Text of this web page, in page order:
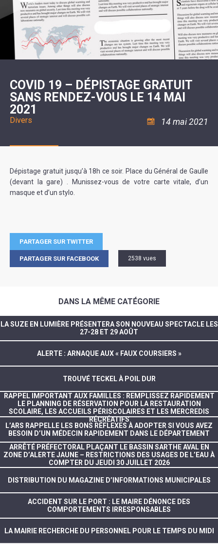
20ÈME
SIÈCLE
RÉUNIONS
DU
CONSEIL
MUNICIPAL
ARRÊTÉS
DÉCISIONS
MAIRE
DE
LA
MINORITÉ
LES
ÉCOLES
COLLÈGE
ESPACE
JEUNES
11
ANS
ASSOCIATION
LA
COULÉE
DOUCE
ENVIRONNEMENT
L'EAU
L'ASSAINISSEMENT
RÉSIDENCE
AUTONOMIE
LA
POLICE
MUNICIPALE
SÉCURITÉ
RISQUES
SANTÉ/COMMERCES/ARTISANS
MUSIQUE
L'ÉCOLE
COMMUNAUTAIRE
DANSE
PISCINE
VOIE
VERTE
VISITES
DÉCOUVERTES
LES
RANDONNÉES
LE
CAMPING-
CARS
TENTES
ET
CARAVANES
LA
HALTE
À
COVID 19 – DÉPISTAGE GRATUIT
SANS RENDEZ-VOUS LE 14 MAI
2021
Divers 14 mai 2021
Dépistage gratuit jusqu’à 18h ce soir. Place du Général de Gaulle
(devant la gare) . Munissez-vous de votre carte vitale, d’un
masque et d’un stylo.
PARTAGER SUR TWITTER
PARTAGER SUR FACEBOOK 2538 vues
DANS LA MÊME CATÉGORIE
LA SUZE EN LUMIÈRE PRÉSENTERA SON NOUVEAU SPECTACLE LES
27-28 ET 29 AOÛT
ALERTE : ARNAQUE AUX « FAUX COURSIERS »
TROUVÉ TECKEL À POIL DUR
RAPPEL IMPORTANT AUX FAMILLES : REMPLISSEZ RAPIDEMENT
LE PLANNING DE RÉSERVATION POUR LA RESTAURATION
SCOLAIRE, LES ACCUEILS PÉRISCOLAIRES ET LES MERCREDIS
RÉCRÉATIFS
L’ARS RAPPELLE LES BONS RÉFLEXES À ADOPTER SI VOUS AVEZ
BESOIN D’UN MÉDECIN RAPIDEMENT DANS LE DÉPARTEMENT
ARRÊTÉ PRÉFECTORAL PLAÇANT LE BASSIN SARTHE AVAL EN
ZONE D’ALERTE JAUNE – RESTRICTIONS DES USAGES DE L’EAU À
COMPTER DU JEUDI 30 JUILLET 2026
DISTRIBUTION DU MAGAZINE D’INFORMATIONS MUNICIPALES
ACCIDENT SUR LE PORT : LE MAIRE DÉNONCE DES
COMPORTEMENTS IRRESPONSABLES
LA MAIRIE RECHERCHE DU PERSONNEL POUR LE TEMPS DU MIDI